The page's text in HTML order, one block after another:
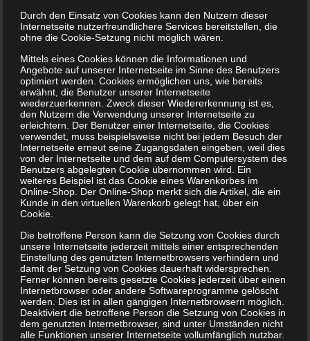
Durch den Einsatz von Cookies kann den Nutzern dieser
Internetseite nutzerfreundlichere Services bereitstellen, die
ohne die Cookie-Setzung nicht möglich wären.
Mittels eines Cookies können die Informationen und
Angebote auf unserer Internetseite im Sinne des Benutzers
optimiert werden. Cookies ermöglichen uns, wie bereits
erwähnt, die Benutzer unserer Internetseite
wiederzuerkennen. Zweck dieser Wiedererkennung ist es,
den Nutzern die Verwendung unserer Internetseite zu
erleichtern. Der Benutzer einer Internetseite, die Cookies
verwendet, muss beispielsweise nicht bei jedem Besuch der
Internetseite erneut seine Zugangsdaten eingeben, weil dies
von der Internetseite und dem auf dem Computersystem des
Benutzers abgelegten Cookie übernommen wird. Ein
weiteres Beispiel ist das Cookie eines Warenkorbes im
Online-Shop. Der Online-Shop merkt sich die Artikel, die ein
Kunde in den virtuellen Warenkorb gelegt hat, über ein
Cookie.
Die betroffene Person kann die Setzung von Cookies durch
unsere Internetseite jederzeit mittels einer entsprechenden
Einstellung des genutzten Internetbrowsers verhindern und
damit der Setzung von Cookies dauerhaft widersprechen.
Ferner können bereits gesetzte Cookies jederzeit über einen
Internetbrowser oder andere Softwareprogramme gelöscht
werden. Dies ist in allen gängigen Internetbrowsern möglich.
Deaktiviert die betroffene Person die Setzung von Cookies in
dem genutzten Internetbrowser, sind unter Umständen nicht
alle Funktionen unserer Internetseite vollumfänglich nutzbar.